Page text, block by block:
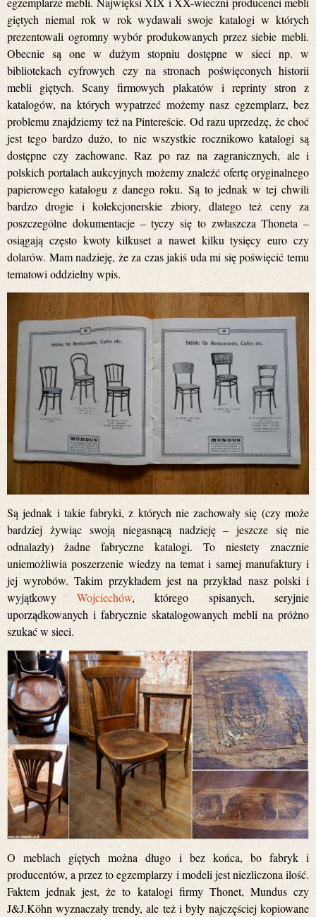
giętych niemal rok w rok wydawali swoje katalogi w których
prezentowali ogromny wybór produkowanych przez siebie mebli.
Obecnie są one w dużym stopniu dostępne w sieci np. w
bibliotekach cyfrowych czy na stronach poświęconych historii
mebli giętych. Scany firmowych plakatów i reprinty stron z
katalogów, na których wypatrzeć możemy nasz egzemplarz, bez
problemu znajdziemy też na Pintereście. Od razu uprzedzę, że choć
jest tego bardzo dużo, to nie wszystkie rocznikowo katalogi są
dostępne czy zachowane. Raz po raz na zagranicznych, ale i
polskich portalach aukcyjnych możemy znaleźć ofertę oryginalnego
papierowego katalogu z danego roku. Są to jednak w tej chwili
bardzo drogie i kolekcjonerskie zbiory, dlatego też ceny za
poszczególne dokumentacje – tyczy się to zwłaszcza Thoneta –
osiągają często kwoty kilkuset a nawet kilku tysięcy euro czy
dolarów. Mam nadzieję, że za czas jakiś uda mi się poświęcić temu
tematowi oddzielny wpis.
Są jednak i takie fabryki, z których nie zachowały się (czy może
bardziej żywiąc swoją niegasnącą nadzieję – jeszcze się nie
odnalazły) żadne fabryczne katalogi. To niestety znacznie
uniemożliwia poszerzenie wiedzy na temat i samej manufaktury i
jej wyrobów. Takim przykładem jest na przykład nasz polski i
wyjątkowy Wojciechów, którego spisanych, seryjnie
uporządkowanych i fabrycznie skatalogowanych mebli na próżno
szukać w sieci.
O meblach giętych można długo i bez końca, bo fabryk i
producentów, a przez to egzemplarzy i modeli jest niezliczona ilość.
Faktem jednak jest, że to katalogi firmy Thonet, Mundus czy
J&J.Köhn wyznaczały trendy, ale też i były najczęściej kopiowane